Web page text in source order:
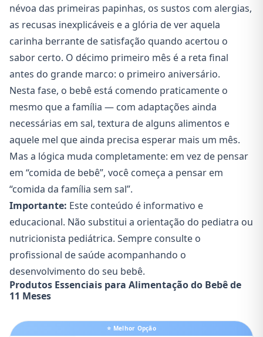
névoa das primeiras papinhas, os sustos com alergias,
as recusas inexplicáveis e a glória de ver aquela
carinha berrante de satisfação quando acertou o
sabor certo. O décimo primeiro mês é a reta final
antes do grande marco: o primeiro aniversário.
Nesta fase, o bebê está comendo praticamente o
mesmo que a família — com adaptações ainda
necessárias em sal, textura de alguns alimentos e
aquele mel que ainda precisa esperar mais um mês.
Mas a lógica muda completamente: em vez de pensar
em “comida de bebê”, você começa a pensar em
“comida da família sem sal”.
Importante: Este conteúdo é informativo e
educacional. Não substitui a orientação do pediatra ou
nutricionista pediátrica. Sempre consulte o
profissional de saúde acompanhando o
desenvolvimento do seu bebê.
Produtos Essenciais para Alimentação do Bebê de
11 Meses
⭐ Melhor Opção